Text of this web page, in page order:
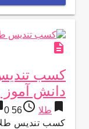
description
كسب
دانش آموز
bookmark طلا access_time
56 years ago
0
كسب تنديس